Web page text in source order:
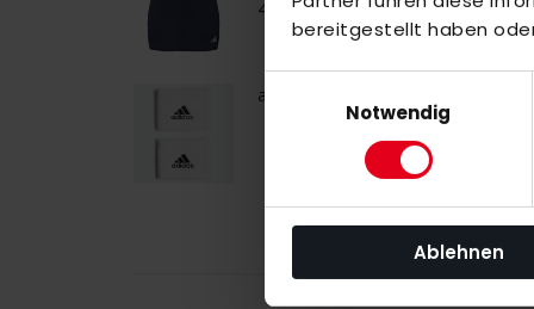
bereitgestellt haben
Notwendig
Ablehnen
40,00 €
adidas Wristband